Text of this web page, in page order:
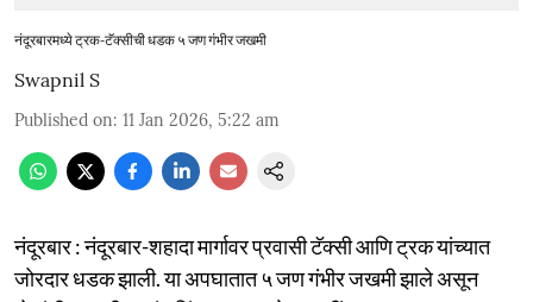
नंदूरबारमध्ये ट्रक-टॅक्सीची धडक ५ जण गंभीर जखमी
Swapnil S
Published on: 11 Jan 2026, 5:22 am
नंदूरबार : नंदूरबार-शहादा मार्गावर प्रवासी टॅक्सी आणि ट्रक यांच्यात
जोरदार धडक झाली. या अपघातात ५ जण गंभीर जखमी झाले असून